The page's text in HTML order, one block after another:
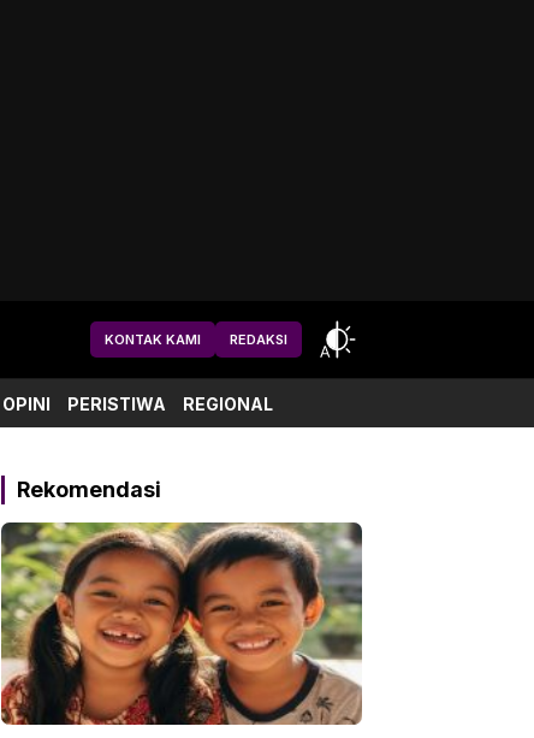
KONTAK KAMI REDAKSI
OPINI PERISTIWA REGIONAL
Rekomendasi